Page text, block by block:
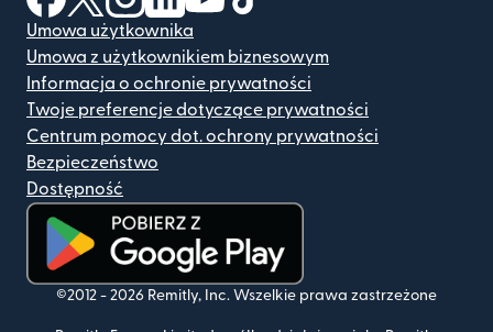
Umowa użytkownika
Umowa z użytkownikiem biznesowym
Informacja o ochronie prywatności
Twoje preferencje dotyczące prywatności
Centrum pomocy dot. ochrony prywatności
Bezpieczeństwo
Dostępność
(otwiera się w nowym oknie)
©2012 - 2026 Remitly, Inc. Wszelkie prawa zastrzeżone